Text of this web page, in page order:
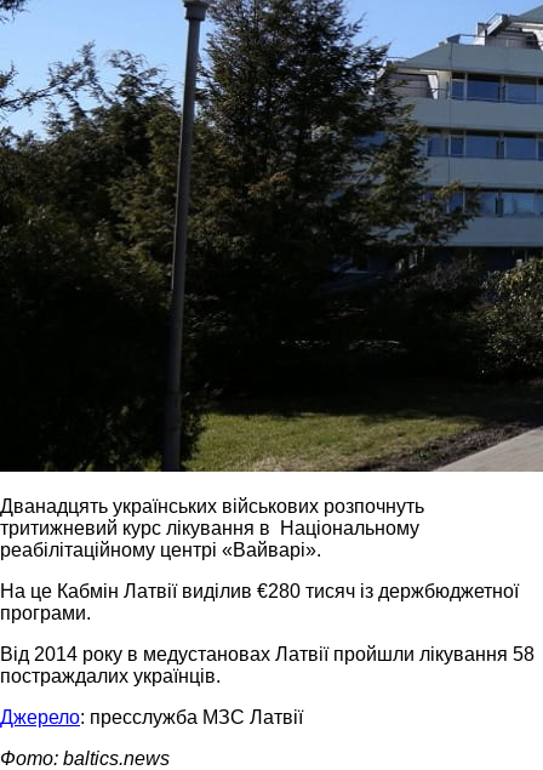
Дванадцять українських військових розпочнуть
тритижневий курс лікування в Національному
реабілітаційному центрі «Вайварі».
На це Кабмін Латвії виділив €280 тисяч із держбюджетної
програми.
Від 2014 року в медустановах Латвії пройшли лікування 58
постраждалих українців.
Джерело: пресслужба МЗС Латвії
Фото: baltics.news